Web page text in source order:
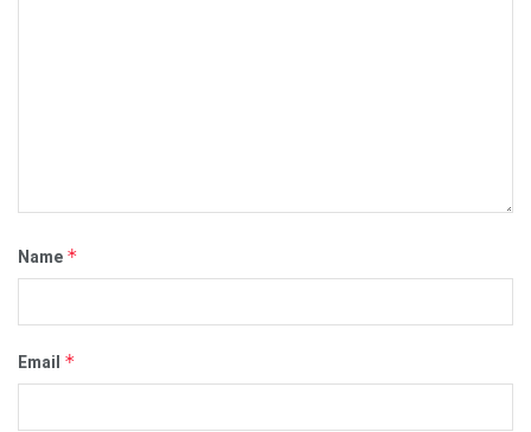
Name *
Email *